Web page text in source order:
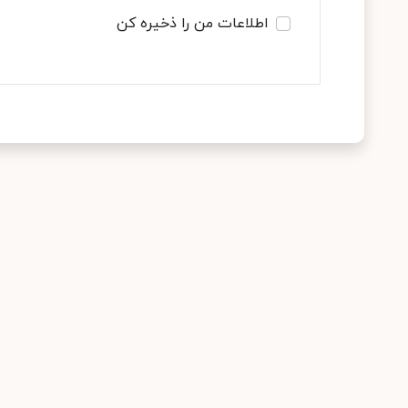
اطلاعات من را ذخیره کن